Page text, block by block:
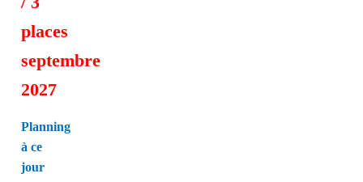
places
septembre
2027
Planning
à ce
jour